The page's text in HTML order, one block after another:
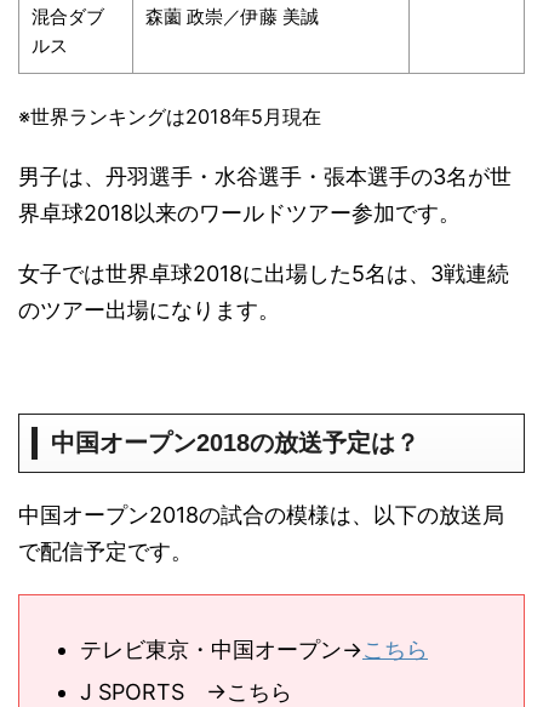
混合ダブ
ルス
森薗 政崇／伊藤 美誠
※世界ランキングは2018年5月現在
男子は、丹羽選手・水谷選手・張本選手の3名が世
界卓球2018以来のワールドツアー参加です。
女子では世界卓球2018に出場した5名は、3戦連続
のツアー出場になります。
中国オープン2018の放送予定は？
中国オープン2018の試合の模様は、以下の放送局
で配信予定です。
テレビ東京・中国オープン→こちら
J SPORTS →こちら